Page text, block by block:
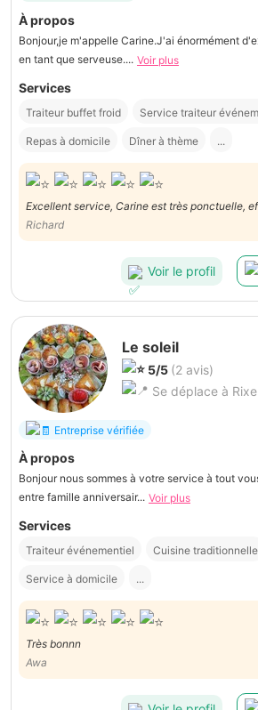
À propos
Bonjour,je m'appelle Carine.J'ai énormément
en tant que serveuse.... Voir plus
Services
Traiteur buffet froid Service traiteur
Repas à domicile Dîner à thème ...
Excellent service, Carine est très ponctuelle,
40 invités ont apprécié sa gentillesse et son
recommander.
Richard
Voir le profil
Le soleil
5/5 (2 avis)
Se déplace à
Entreprise vérifiée
À propos
Bonjour nous sommes à votre service à tout
entre famille anniversair... Voir plus
Services
Traiteur événementiel Cuisine traditionnelle
Service à domicile ...
Très bonnn
Awa